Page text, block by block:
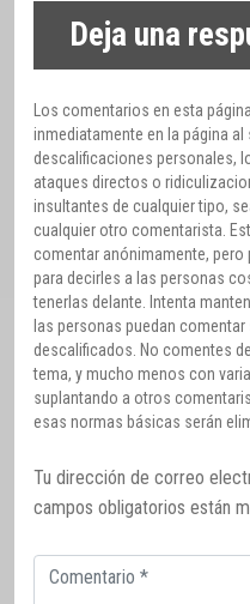
Deja una
Los comentarios en esta
inmediatamente en la página
descalificaciones personales,
ataques directos o
insultantes de cualquier tipo,
cualquier otro comentarista.
comentar anónimamente,
para decirles a las personas
tenerlas delante. Intenta
las personas puedan
descalificados. No comentes
tema, y mucho menos con
suplantando a otros
esas normas básicas serán
Tu dirección de correo
campos obligatorios están
Comentario